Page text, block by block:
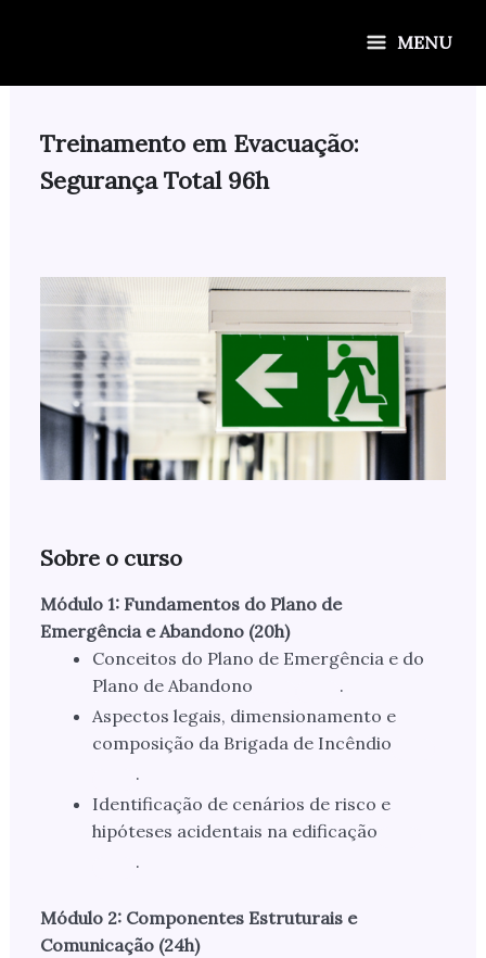
MENU
Treinamento em Evacuação:
Segurança Total 96h
Sobre o curso
Módulo 1: Fundamentos do Plano de
Emergência e Abandono (20h)
Conceitos do Plano de Emergência e do
Plano de Abandono
.
Aspectos legais, dimensionamento e
composição da Brigada de Incêndio
.
Identificação de cenários de risco e
hipóteses acidentais na edificação
.
Módulo 2: Componentes Estruturais e
Comunicação (24h)